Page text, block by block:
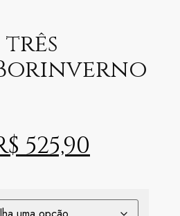
três
525,90